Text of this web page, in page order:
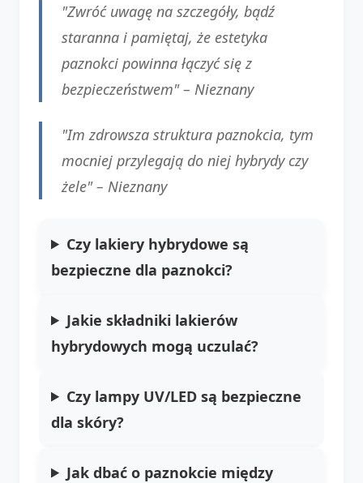
"Zwróć uwagę na szczegóły, bądź
staranna i pamiętaj, że estetyka
paznokci powinna łączyć się z
bezpieczeństwem" – Nieznany
"Im zdrowsza struktura paznokcia, tym
mocniej przylegają do niej hybrydy czy
żele" – Nieznany
Czy lakiery hybrydowe są
bezpieczne dla paznokci?
Jakie składniki lakierów
hybrydowych mogą uczulać?
Czy lampy UV/LED są bezpieczne
dla skóry?
Jak dbać o paznokcie między